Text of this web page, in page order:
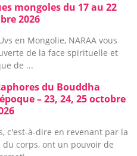
mongoles du 17 au 22
2026
en Mongolie, NARAA vous
de la face spirituelle et
de ...
du Bouddha
– 23, 24, 25 octobre
c'est-à-dire en revenant par la
corps, ont un pouvoir de